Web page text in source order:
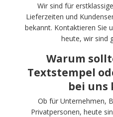
Wir sind für
Lieferzeiten und
bekannt. Kontaktieren Sie
heute, wir sind
Warum
Textstempel
bei uns
Ob für Unternehmen,
Privatpersonen, heute